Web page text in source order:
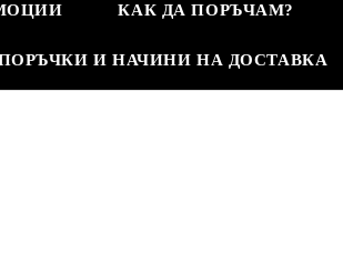
КАК ДА ПОРЪЧАМ?
И НАЧИНИ НА ДОСТАВКА